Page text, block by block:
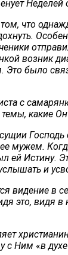
что
возник
было
с
какие
мужем.
ей
и
видение в
это, видя
с Ним «в